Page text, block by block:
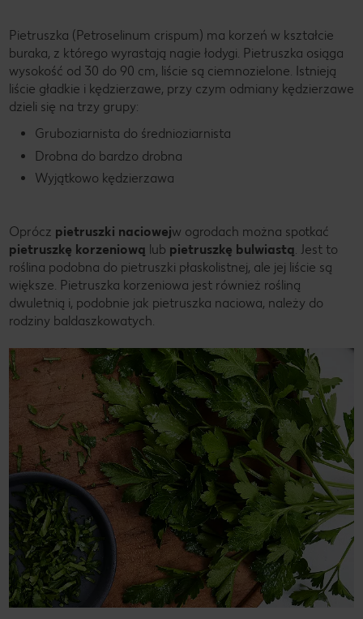
Pietruszka (Petroselinum crispum) ma korzeń w kształcie
buraka, z którego wyrastają nagie łodygi. Pietruszka osiąga
wysokość od 30 do 90 cm, liście są ciemnozielone. Istnieją
liście gładkie i kędzierzawe, przy czym odmiany kędzierzawe
dzieli się na trzy grupy:
Gruboziarnista do średnioziarnista
Drobna do bardzo drobna
Wyjątkowo kędzierzawa
Oprócz pietruszki naciowejw ogrodach można spotkać
pietruszkę korzeniową lub pietruszkę bulwiastą. Jest to
roślina podobna do pietruszki płaskolistnej, ale jej liście są
większe. Pietruszka korzeniowa jest również rośliną
dwuletnią i, podobnie jak pietruszka naciowa, należy do
rodziny baldaszkowatych.